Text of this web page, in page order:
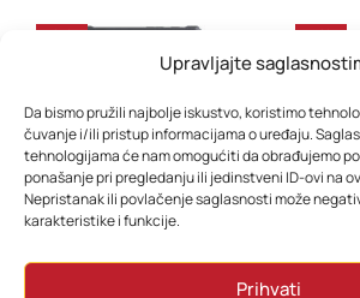
Upravljajte
Da bismo pružili najbolje iskustvo, koristimo
čuvanje i/ili pristup informacijama o uređaju.
tehnologijama će nam omogućiti da obrađujemo
ponašanje pri pregledanju ili jedinstveni ID-ovi na
Nepristanak ili povlačenje saglasnosti može
karakteristike i funkcije.
Prihvati
-27% -32%